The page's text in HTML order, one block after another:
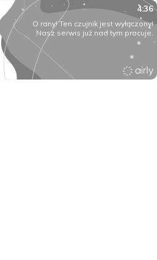
4:36
O rany! Ten czujnik jest wyłączony!
Nasz serwis już nad tym pracuje.